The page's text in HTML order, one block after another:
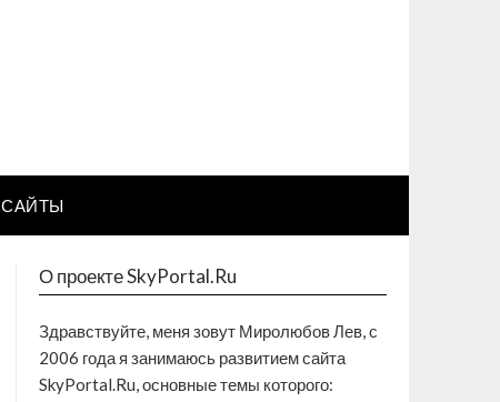
САЙТЫ
О проекте SkyPortal.Ru
Здравствуйте, меня зовут Миролюбов Лев, с
2006 года я занимаюсь развитием сайта
SkyPortal.Ru, основные темы которого: